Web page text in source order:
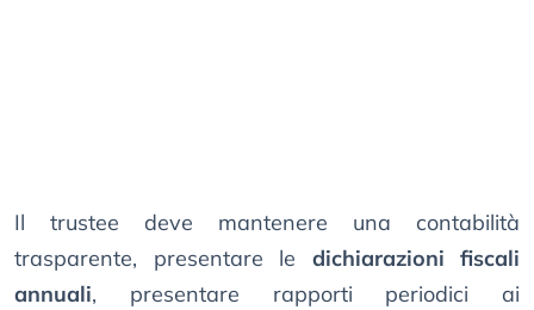
Il trustee deve mantenere una contabilità
trasparente, presentare le dichiarazioni fiscali
annuali, presentare rapporti periodici ai